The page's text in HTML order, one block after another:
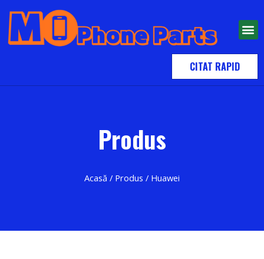
CITAT RAPID
Produs
Acasă / Produs / Huawei